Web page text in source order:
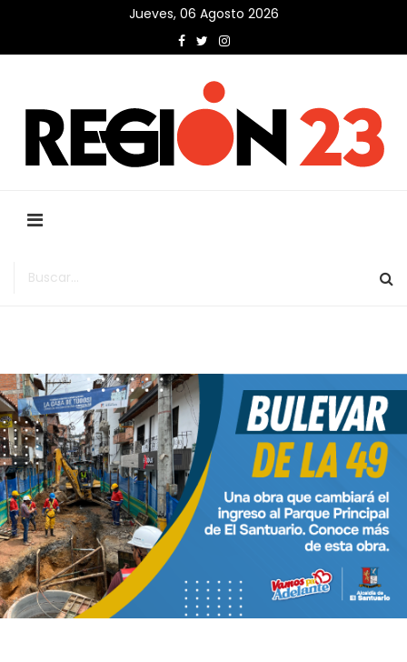
Jueves, 06 Agosto 2026